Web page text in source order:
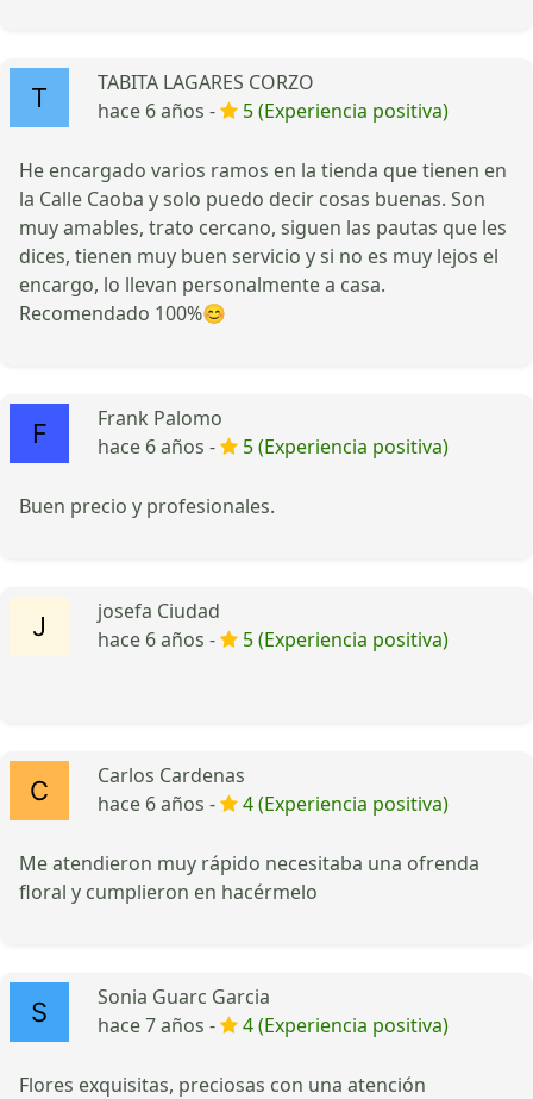
TABITA LAGARES CORZO
hace 6 años -
5 (Experiencia positiva)
He encargado varios ramos en la tienda que tienen en
la Calle Caoba y solo puedo decir cosas buenas. Son
muy amables, trato cercano, siguen las pautas que les
dices, tienen muy buen servicio y si no es muy lejos el
encargo, lo llevan personalmente a casa.
Recomendado 100%😊
Frank Palomo
hace 6 años -
5 (Experiencia positiva)
Buen precio y profesionales.
josefa Ciudad
hace 6 años -
5 (Experiencia positiva)
Carlos Cardenas
hace 6 años -
4 (Experiencia positiva)
Me atendieron muy rápido necesitaba una ofrenda
floral y cumplieron en hacérmelo
Sonia Guarc Garcia
hace 7 años -
4 (Experiencia positiva)
Flores exquisitas, preciosas con una atención